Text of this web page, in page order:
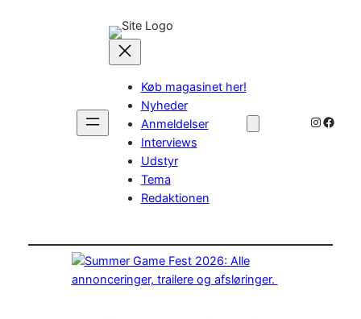
Køb magasinet her!
Nyheder
Anmeldelser
Interviews
Udstyr
Tema
Redaktionen